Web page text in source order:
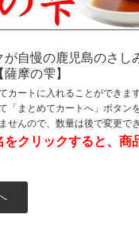
が自慢の鹿児島のさ
摩の雫】
カートに入れることができます
「まとめてカートへ」ボタン
せんので、数量は後で変更で
をクリックすると、商